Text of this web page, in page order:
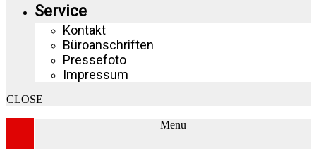
Service
Kontakt
Büroanschriften
Pressefoto
Impressum
CLOSE
Menu